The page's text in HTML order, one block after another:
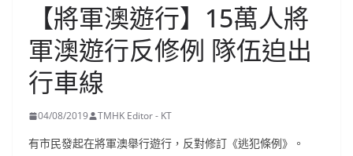
【將軍澳遊行】15萬人將
軍澳遊行反修例 隊伍迫出
行車線
04/08/2019 TMHK Editor - KT
有市民發起在將軍澳舉行遊行，反對修訂《逃犯條例》。